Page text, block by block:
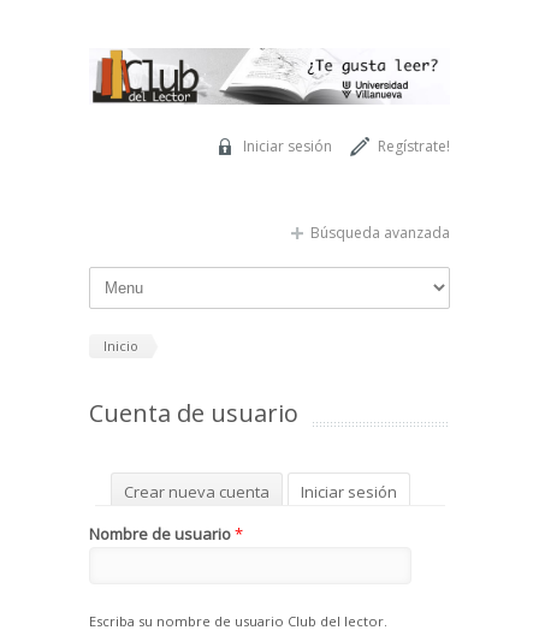
Regístrate!
Iniciar sesión
Búsqueda avanzada
Inicio
Cuenta de usuario
Solapas principales
Crear nueva cuenta Iniciar sesión
Solicitar una nueva contraseña
Nombre de usuario*
Escriba su nombre de usuario Club del lector.